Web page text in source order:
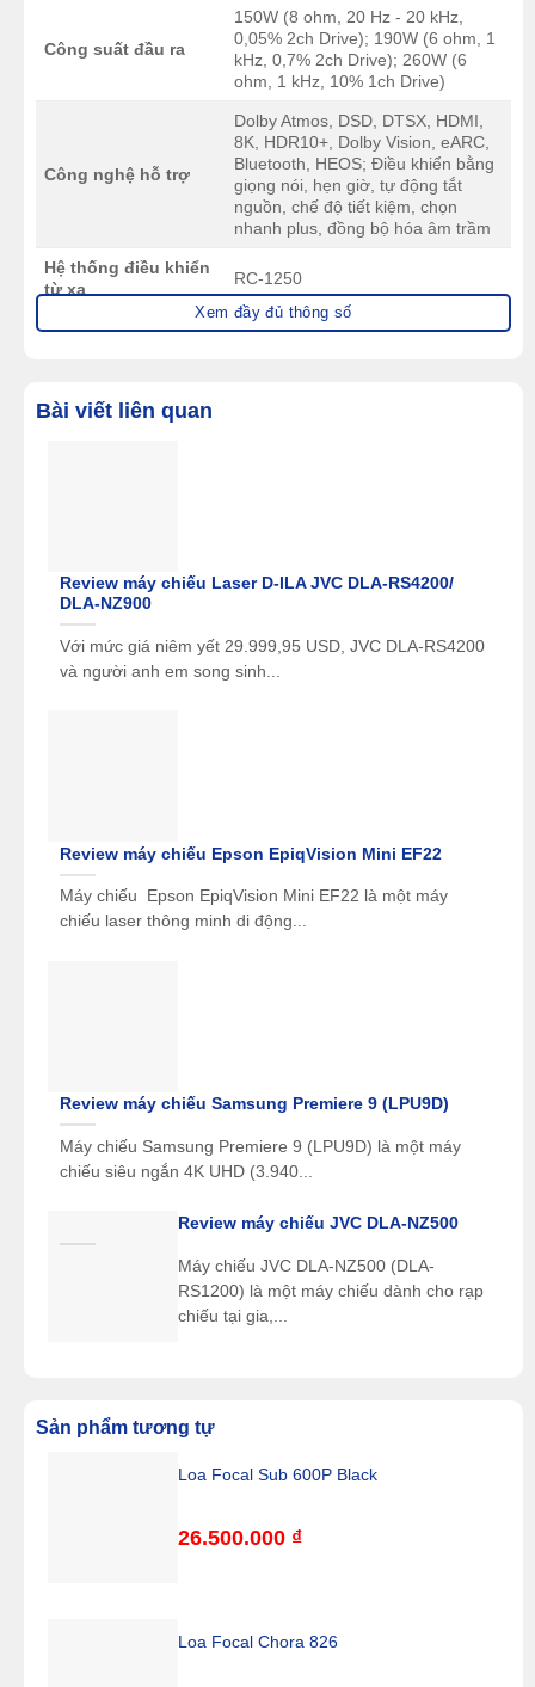
Công suất đầu ra
150W (8 ohm, 20 Hz - 20 kHz,
0,05% 2ch Drive); 190W (6 ohm, 1
kHz, 0,7% 2ch Drive); 260W (6
ohm, 1 kHz, 10% 1ch Drive)
Công nghệ hỗ trợ
Dolby Atmos, DSD, DTSX, HDMI,
8K, HDR10+, Dolby Vision, eARC,
Bluetooth, HEOS; Điều khiển bằng
giọng nói, hẹn giờ, tự động tắt
nguồn, chế độ tiết kiệm, chọn
nhanh plus, đồng bộ hóa âm trầm
Hệ thống điều khiển
từ xa
RC-1250
Cổng HDMI vào/ra 7/3
Cổng Digital vào
Số lượng cổng loa
Tuner AM/FM Có
USB Audio
Pandora
Roon Tested Có
Kích thước 434 x 497 x 195 mm
Trọng lượng 31,8 kg
Xem đầy đủ thông số
Bài viết liên quan
Review máy chiếu Laser D-ILA JVC DLA-RS4200/
DLA-NZ900
Với mức giá niêm yết 29.999,95 USD, JVC DLA-RS4200
và người anh em song sinh...
Review máy chiếu Epson EpiqVision Mini EF22
Máy chiếu Epson EpiqVision Mini EF22 là một máy
chiếu laser thông minh di động...
Review máy chiếu Samsung Premiere 9 (LPU9D)
Máy chiếu Samsung Premiere 9 (LPU9D) là một máy
chiếu siêu ngắn 4K UHD (3.940...
Review máy chiếu JVC DLA-NZ500
Máy chiếu JVC DLA-NZ500 (DLA-
RS1200) là một máy chiếu dành cho rạp
chiếu tại gia,...
Sản phẩm tương tự
Loa Focal Sub 600P Black
26.500.000 ₫
Loa Focal Chora 826